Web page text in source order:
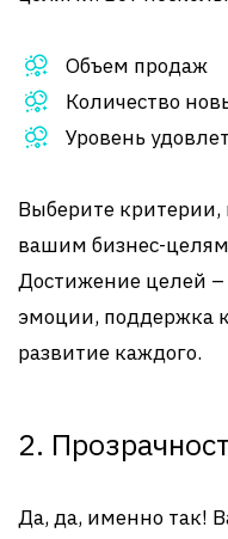
Объем продаж
Количество
Уровень
Выберите критерии,
вашим бизнес-
Достижение целей –
эмоции, поддержка
развитие каждого.
2.
Да, да, именно так!